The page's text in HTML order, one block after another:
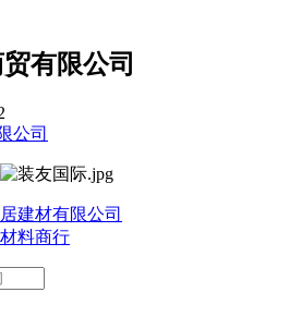
有限公司
建材有限公司
料商行